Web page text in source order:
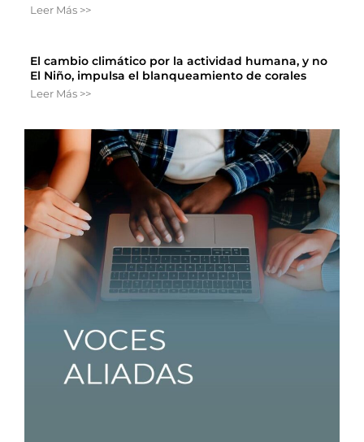
Leer Más >>
El cambio climático por la actividad humana, y no
El Niño, impulsa el blanqueamiento de corales
Leer Más >>